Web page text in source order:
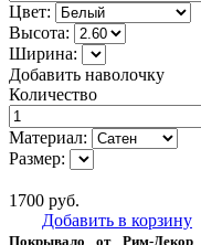
Цвет:
Высота:
Ширина:
Добавить наволочку
Количество
Материал:
Размер:
1700 руб.
Добавить в корзину
Покрывало от Рим-Декор-